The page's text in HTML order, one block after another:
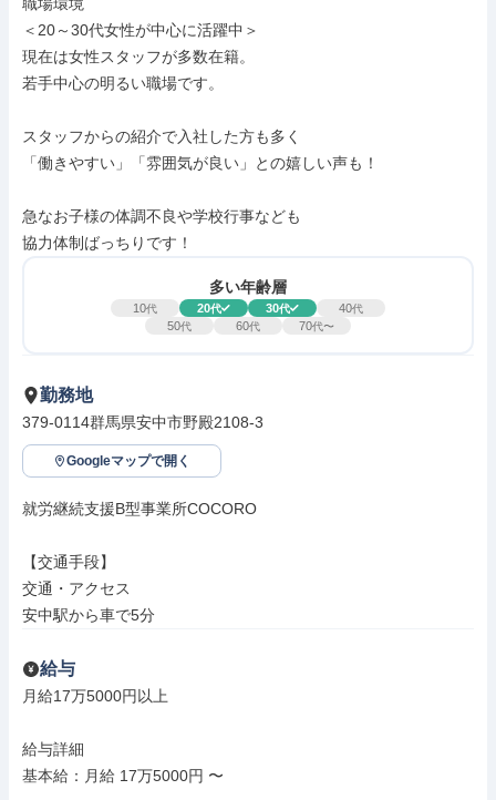
＜20～30代女性が中心に活躍中＞
現在は女性スタッフが多数在籍。
若手中心の明るい職場です。
スタッフからの紹介で入社した方も多く
「働きやすい」「雰囲気が良い」との嬉しい声も！
急なお子様の体調不良や学校行事なども
協力体制ばっちりです！
多い年齢層
10代 20代 30代 40代
50代 60代 70代〜
勤務地
379-0114群馬県安中市野殿2108-3
Googleマップで開く
就労継続支援B型事業所COCORO
【交通手段】
交通・アクセス
安中駅から車で5分
給与
月給17万5000円以上
給与詳細
基本給：月給 17万5000円 〜